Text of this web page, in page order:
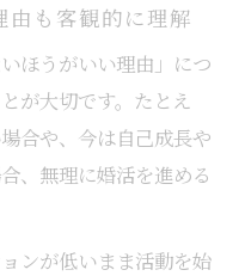
も客観的に理解
ほうがいい理由」につ
が大切です。たとえ
合や、今は自己成長や
、無理に婚活を進める
ンが低いまま活動を始